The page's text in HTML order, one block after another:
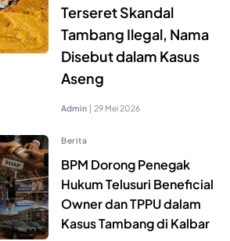
Terseret Skandal
Tambang Ilegal, Nama
Disebut dalam Kasus
Aseng
Admin | 29 Mei 2026
Berita
BPM Dorong Penegak
Hukum Telusuri Beneficial
Owner dan TPPU dalam
Kasus Tambang di Kalbar